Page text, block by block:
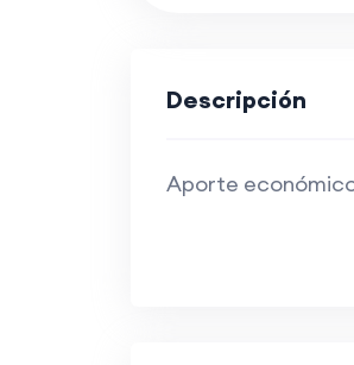
Descripción
Aporte